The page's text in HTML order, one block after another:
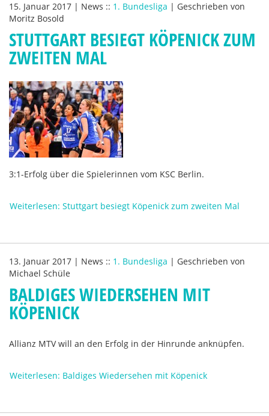
15. Januar 2017 | News :: 1. Bundesliga | Geschrieben von
Moritz Bosold
STUTTGART BESIEGT KÖPENICK ZUM
ZWEITEN MAL
3:1-Erfolg über die Spielerinnen vom KSC Berlin.
Weiterlesen: Stuttgart besiegt Köpenick zum zweiten Mal
13. Januar 2017 | News :: 1. Bundesliga | Geschrieben von
Michael Schüle
BALDIGES WIEDERSEHEN MIT
KÖPENICK
Allianz MTV will an den Erfolg in der Hinrunde anknüpfen.
Weiterlesen: Baldiges Wiedersehen mit Köpenick